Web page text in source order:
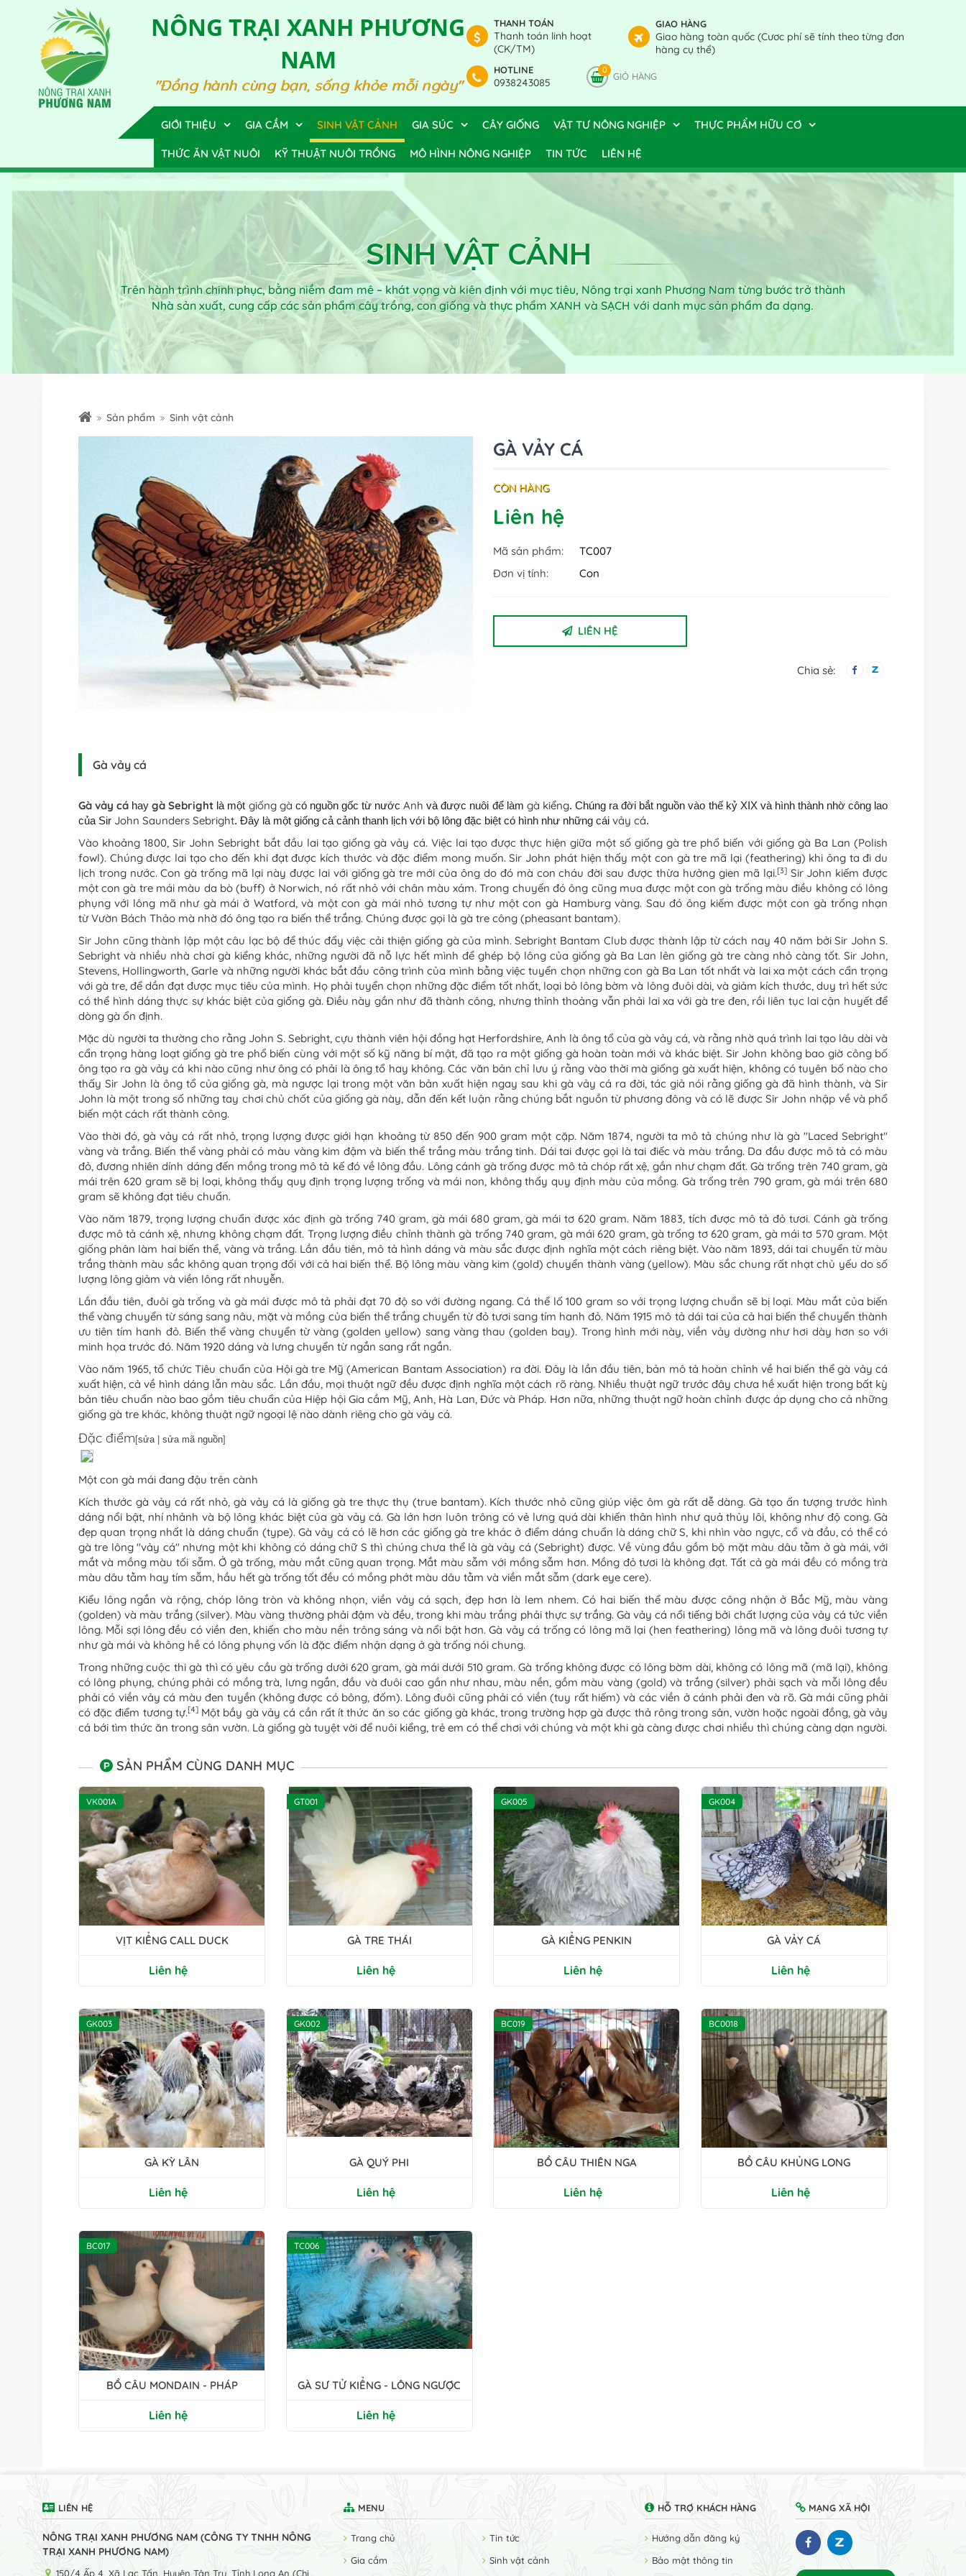
NÔNG TRẠI XANH PHƯƠNG
NAM
"Đồng hành cùng bạn, sống khỏe mỗi ngày"
THANH TOÁN
Thanh toán linh hoạt
(CK/TM)
GIAO HÀNG
Giao hàng toàn quốc (Cươc phí sẽ tính theo từng đơn
hàng cụ thể)
HOTLINE
0938243085
0
GIỎ HÀNG
GIỚI THIỆU GIA CẦM SINH VẬT CẢNH GIA SÚC CÂY GIỐNG VẬT TƯ NÔNG NGHIỆP THỰC PHẨM HỮU CƠ
THỨC ĂN VẬT NUÔI KỸ THUẬT NUÔI TRỒNG MÔ HÌNH NÔNG NGHIỆP TIN TỨC LIÊN HỆ
SINH VẬT CẢNH
Trên hành trình chinh phục, bằng niềm đam mê – khát vọng và kiên định với mục tiêu, Nông trại xanh Phương Nam từng bước trở thành
Nhà sản xuất, cung cấp các sản phẩm cây trồng, con giống và thực phẩm XANH và SẠCH với danh mục sản phẩm đa dạng.
Sản phẩm Sinh vật cảnh
GÀ VẢY CÁ
CÒN HÀNG
Liên hệ
Mã sản phẩm:
TC007
Đơn vị tính:
Con
LIÊN HỆ
Chia sẻ:
Gà vảy cá
Gà vảy cáhaygà Sebright là một giống gà có nguồn gốc từ nướcAnh và được nuôi để làm gà kiểng. Chúng ra đời bắt nguồn vào thế kỷ XIX và hình thành nhờ công lao
của Sir John Saunders Sebright. Đây là một giống cả cảnh thanh lịch với bộ lông đặc biệt có hình như những cái vảy cá.
Vào khoảng 1800, Sir John Sebright bắt đầu lai tạo giống gà vảy cá. Việc lai tạo được thực hiện giữa một số giống gà tre phổ biến với giống gà Ba Lan (Polish
fowl). Chúng được lai tạo cho đến khi đạt được kích thước và đặc điểm mong muốn. Sir John phát hiện thấy một con gà tre mã lại (feathering) khi ông ta đi du
lịch trong nước. Con gà trống mã lại này được lai với giống gà tre mới của ông do đó mà con cháu đời sau được thừa hưởng gien mã lại.[3]Sir John kiếm được
một con gà tre mái màu da bò (buff) ở Norwich, nó rất nhỏ với chân màu xám. Trong chuyến đó ông cũng mua được một con gà trống màu điều không có lông
phụng với lông mã như gà mái ở Watford, và một con gà mái nhỏ tương tự như một con gà Hamburg vàng. Sau đó ông kiếm được một con gà trống nhạn
từ Vườn Bách Thảo mà nhờ đó ông tạo ra biến thể trắng. Chúng được gọi là gà tre công (pheasant bantam).
Sir John cũng thành lập một câu lạc bộ để thúc đẩy việc cải thiện giống gà của mình. Sebright Bantam Club được thành lập từ cách nay 40 năm bởi Sir John S.
Sebright và nhiều nhà chơi gà kiểng khác, những người đã nỗ lực hết mình để ghép bộ lông của giống gà Ba Lan lên giống gà tre càng nhỏ càng tốt. Sir John,
Stevens, Hollingworth, Garle và những người khác bắt đầu công trình của mình bằng việc tuyển chọn những con gà Ba Lan tốt nhất và lai xa một cách cẩn trọng
với gà tre, để dần đạt được mục tiêu của mình. Họ phải tuyển chọn những đặc điểm tốt nhất, loại bỏ lông bờm và lông đuôi dài, và giảm kích thước, duy trì hết sức
có thể hình dáng thực sự khác biệt của giống gà. Điều này gần như đã thành công, nhưng thỉnh thoảng vẫn phải lai xa với gà tre đen, rồi liên tục lai cận huyết để
dòng gà ổn định.
Mặc dù người ta thường cho rằng John S. Sebright, cựu thành viên hội đồng hạt Herfordshire, Anh là ông tổ của gà vảy cá, và rằng nhờ quá trình lai tạo lâu dài và
cẩn trọng hàng loạt giống gà tre phổ biến cùng với một số kỹ năng bí mật, đã tạo ra một giống gà hoàn toàn mới và khác biệt. Sir John không bao giờ công bố
ông tạo ra gà vảy cá khi nào cũng như ông có phải là ông tổ hay không. Các văn bản chỉ lưu ý rằng vào thời mà giống gà xuất hiện, không có tuyên bố nào cho
thấy Sir John là ông tổ của giống gà, mà ngược lại trong một văn bản xuất hiện ngay sau khi gà vảy cá ra đời, tác giả nói rằng giống gà đã hình thành, và Sir
John là một trong số những tay chơi chủ chốt của giống gà này, dẫn đến kết luận rằng chúng bắt nguồn từ phương đông và có lẽ được Sir John nhập về và phổ
biến một cách rất thành công.
Vào thời đó, gà vảy cá rất nhỏ, trọng lượng được giới hạn khoảng từ 850 đến 900 gram một cặp. Năm 1874, người ta mô tả chúng như là gà "Laced Sebright"
vàng và trắng. Biến thể vàng phải có màu vàng kim đậm và biến thể trắng màu trắng tinh. Dái tai được gọi là tai điếc và màu trắng. Da đầu được mô tả có màu
đỏ, đương nhiên dính dáng đến mồng trong mô tả kế đó về lông đầu. Lông cánh gà trống được mô tả chóp rất xệ, gần như chạm đất. Gà trống trên 740 gram, gà
mái trên 620 gram sẽ bị loại, không thấy quy định trọng lượng trống và mái non, không thấy quy định màu của mồng. Gà trống trên 790 gram, gà mái trên 680
gram sẽ không đạt tiêu chuẩn.
Vào năm 1879, trọng lượng chuẩn được xác định gà trống 740 gram, gà mái 680 gram, gà mái tơ 620 gram. Năm 1883, tích được mô tả đỏ tươi. Cánh gà trống
được mô tả cánh xệ, nhưng không chạm đất. Trọng lượng điều chỉnh thành gà trống 740 gram, gà mái 620 gram, gà trống tơ 620 gram, gà mái tơ 570 gram. Một
giống phân làm hai biến thể, vàng và trắng. Lần đầu tiên, mô tả hình dáng và màu sắc được định nghĩa một cách riêng biệt. Vào năm 1893, dái tai chuyển từ màu
trắng thành màu sắc không quan trọng đối với cả hai biến thể. Bộ lông màu vàng kim (gold) chuyển thành vàng (yellow). Màu sắc chung rất nhạt chủ yếu do số
lượng lông giảm và viền lông rất nhuyễn.
Lần đầu tiên, đuôi gà trống và gà mái được mô tả phải đạt 70 độ so với đường ngang. Cá thể lố 100 gram so với trọng lượng chuẩn sẽ bị loại. Màu mắt của biến
thể vàng chuyển từ sáng sang nâu, mặt và mồng của biến thể trắng chuyển từ đỏ tươi sang tím hanh đỏ. Năm 1915 mô tả dái tai của cả hai biến thể chuyển thành
ưu tiên tím hanh đỏ. Biến thể vàng chuyển từ vàng (golden yellow) sang vàng thau (golden bay). Trong hình mới này, viền vảy dường như hơi dày hơn so với
minh họa trước đó. Năm 1920 dáng và lưng chuyển từ ngắn sang rất ngắn.
Vào năm 1965, tổ chức Tiêu chuẩn của Hội gà tre Mỹ (American Bantam Association) ra đời. Đây là lần đầu tiên, bản mô tả hoàn chỉnh về hai biến thể gà vảy cá
xuất hiện, cả về hình dáng lẫn màu sắc. Lần đầu, mọi thuật ngữ đều được định nghĩa một cách rõ ràng. Nhiều thuật ngữ trước đây chưa hề xuất hiện trong bất kỳ
bản tiêu chuẩn nào bao gồm tiêu chuẩn của Hiệp hội Gia cầm Mỹ, Anh, Hà Lan, Đức và Pháp. Hơn nữa, những thuật ngữ hoàn chỉnh được áp dụng cho cả những
giống gà tre khác, không thuật ngữ ngoại lệ nào dành riêng cho gà vảy cá.
Đặc điểm [sửa| sửa mã nguồn]
Một con gà mái đang đậu trên cành
Kích thước gà vảy cá rất nhỏ, gà vảy cá là giống gà tre thực thụ (true bantam). Kích thước nhỏ cũng giúp việc ôm gà rất dễ dàng. Gà tạo ấn tượng trước hình
dáng nổi bật, nhí nhảnh và bộ lông khác biệt của gà vảy cá. Gà lớn hơn luôn trông có vẻ lưng quá dài khiến thân hình như quả thủy lôi, không như độ cong. Gà
đẹp quan trọng nhất là dáng chuẩn (type). Gà vảy cá có lẽ hơn các giống gà tre khác ở điểm dáng chuẩn là dáng chữ S, khi nhìn vào ngực, cổ và đầu, có thể có
gà tre lông "vảy cá" nhưng một khi không có dáng chữ S thì chúng chưa thể là gà vảy cá (Sebright) được. Về vùng đầu gồm bộ mặt màu dâu tằm ở gà mái, với
mắt và mồng màu tối sẫm. Ở gà trống, màu mắt cũng quan trọng. Mắt màu sẫm với mồng sẫm hơn. Mồng đỏ tươi là không đạt. Tất cả gà mái đều có mồng trà
màu dâu tằm hay tím sẫm, hầu hết gà trống tốt đều có mồng phớt màu dâu tằm và viền mắt sẫm (dark eye cere).
Kiểu lông ngắn và rộng, chóp lông tròn và không nhọn, viền vảy cá sạch, đẹp hơn là lem nhem. Có hai biến thể màu được công nhận ở Bắc Mỹ, màu vàng
(golden) và màu trắng (silver). Màu vàng thường phải đậm và đều, trong khi màu trắng phải thực sự trắng. Gà vảy cá nổi tiếng bởi chất lượng của vảy cá tức viền
lông. Mỗi sợi lông đều có viền đen, khiến cho màu nền trông sáng và nổi bật hơn. Gà vảy cá trống có lông mã lại (hen feathering) lông mã và lông đuôi tương tự
như gà mái và không hề có lông phụng vốn là đặc điểm nhận dạng ở gà trống nói chung.
Trong những cuộc thi gà thì có yêu cầu gà trống dưới 620 gram, gà mái dưới 510 gram. Gà trống không được có lông bờm dài, không có lông mã (mã lại), không
có lông phụng, chúng phải có mồng trà, lưng ngắn, đầu và đuôi cao gần như nhau, màu nền, gồm màu vàng (gold) và trắng (silver) phải sạch và mỗi lông đều
phải có viền vảy cá màu đen tuyền (không được có bông, đốm). Lông đuôi cũng phải có viền (tuy rất hiếm) và các viền ở cánh phải đen và rõ. Gà mái cũng phải
có đặc điểm tương tự.[4]Một bầy gà vảy cá cần rất ít thức ăn so các giống gà khác, trong trường hợp gà được thả rông trong sân, vườn hoặc ngoài đồng, gà vảy
cá bới tìm thức ăn trong sân vườn. Là giống gà tuyệt vời để nuôi kiểng, trẻ em có thể chơi với chúng và một khi gà càng được chơi nhiều thì chúng càng dạn người.
SẢN PHẨM CÙNG DANH MỤC
VK001A
VỊT KIỂNG CALL DUCK
Liên hệ
GT001
GÀ TRE THÁI
Liên hệ
GK005
GÀ KIỂNG PENKIN
Liên hệ
GK004
GÀ VẢY CÁ
Liên hệ
GK003
GÀ KỲ LÂN
Liên hệ
GK002
GÀ QUÝ PHI
Liên hệ
BC019
BỒ CÂU THIÊN NGA
Liên hệ
BC0018
BỒ CÂU KHỦNG LONG
Liên hệ
BC017
BỒ CÂU MONDAIN - PHÁP
Liên hệ
TC006
GÀ SƯ TỬ KIỂNG - LÔNG NGƯỢC
Liên hệ
LIÊN HỆ
NÔNG TRẠI XANH PHƯƠNG NAM (CÔNG TY TNHH NÔNG
TRẠI XANH PHƯƠNG NAM)
150/4 Ấp 4, Xã Lạc Tấn, Huyện Tân Trụ, Tỉnh Long An (Chi
MENU
Trang chủ
Tin tức
Gia cầm
Sinh vật cảnh
HỖ TRỢ KHÁCH HÀNG
Hướng dẫn đăng ký
Bảo mật thông tin
MẠNG XÃ HỘI